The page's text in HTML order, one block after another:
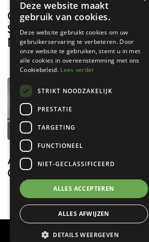
CHRYSLER
SERIE II
NEWPORT
DS23
AC ACECA
COUPE 4/4
Deze website maakt
gebruik van cookies.
Deze website gebruikt cookies om uw
gebruikerservaring te verbeteren. Door
onze website te gebruiken, stemt u in met
alle cookies in overeenstemming met ons
Cookiebeleid. Lees verder
STRIKT NOODZAKELIJK
PRESTATIE
TARGETING
FUNCTIONEEL
NIET-GECLASSIFICEERD
ALLES ACCEPTEREN
ALLES AFWIJZEN
DETAILS WEERGEVEN